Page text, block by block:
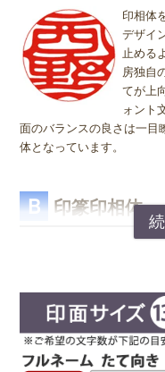
も問題ありません。ご使
す。
『書体』をお選び頂く際
コ" どちらを選択すればよ
"ヨコ" どちらを選んで頂
はございませんので "たて
印相体
デザイ
止める
房独自
てが上
ォント
面のバランスの良さは一目
体となっています。
Ｂ 印篆印相体 （
ンスを
字を折
す。直
好まれています。定評のあ